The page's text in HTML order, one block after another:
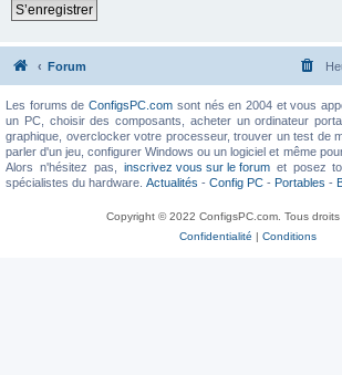
S’enregistrer
Forum
Les forums deConfigsPC.com sont nés en 2004 et vous
un PC, choisir des composants, acheter un ordinateur
graphique, overclocker votre processeur, trouver un test de
parler d'un jeu, configurer Windows ou un logiciel et même
Alors n'hésitez pas, inscrivez vous sur le forumet posez
spécialistes du hardware. Actualités - Config PC - Portables -
Copyright © 2022 ConfigsPC.com. Tous droits
Confidentialité | Conditions